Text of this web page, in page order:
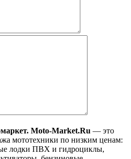
Moto-Market.Ru — это
мототехники по низким ценам:
лодки ПВХ и гидроциклы,